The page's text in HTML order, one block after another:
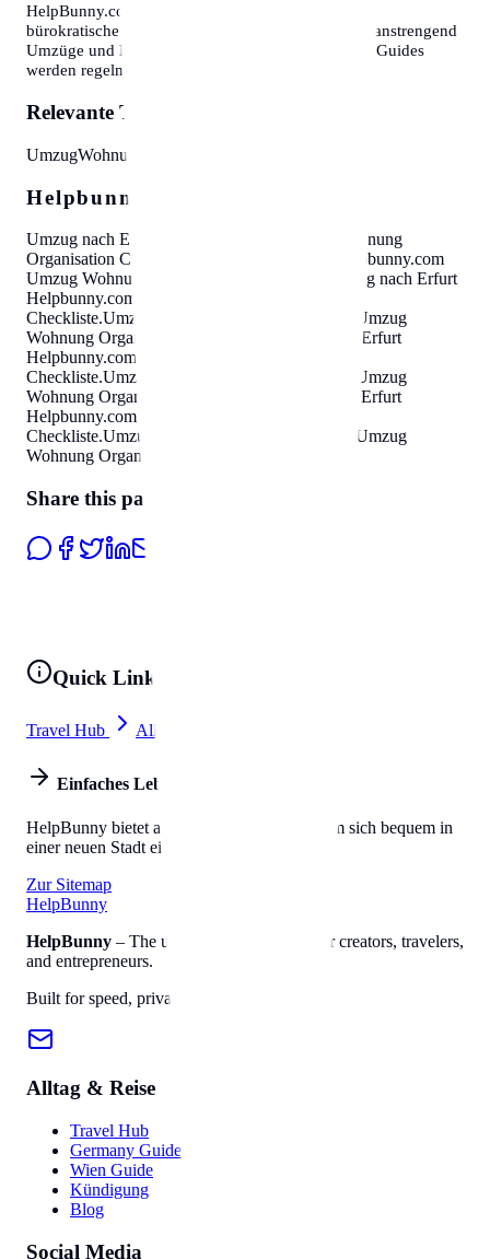
HelpBunny.com hat es sich zur Aufgabe gemacht,
bürokratische Hürden abzubauen. Wir wissen, wie anstrengend
Umzüge und Behördengänge sein können. Unsere Guides
werden regelmäßig aktualisiert.
Relevante Themen:
UmzugWohnung
Helpbunny.com SEO Cloud
Umzug nach Erfurt
Umzug Wohnung
Organisation Checkliste
Helpbunny.com
Umzug Wohnung Organisation Checkliste
Umzug nach Erfurt
Helpbunny.com
Checkliste.Umzug nach Erfurt
Umzug
Wohnung Organisation Checkliste
Umzug nach Erfurt
Helpbunny.com
Checkliste.Umzug nach Erfurt
Umzug
Wohnung Organisation Checkliste
Umzug nach Erfurt
Helpbunny.com
Checkliste.Umzug nach Erfurt
Umzug
Wohnung Organisation Checkliste
Share this page
Quick Links
Travel Hub All Tools
Einfaches Leben
HelpBunny bietet alles, was Sie brauchen, um sich bequem in
einer neuen Stadt einzuleben.
Zur Sitemap
HelpBunny
HelpBunny – The ultimate digital toolkit for creators, travelers,
and entrepreneurs.
Built for speed, privacy, and ease of use.
Alltag & Reise
Travel Hub
Germany Guide
Wien Guide
Kündigung
Blog
Social Media